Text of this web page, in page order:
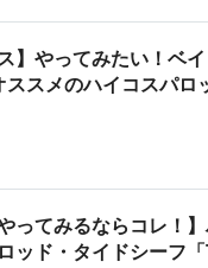
】やってみたい！ベ
ススメのハイコスパロ
ってみるならコレ！
ッド・タイドシーフ